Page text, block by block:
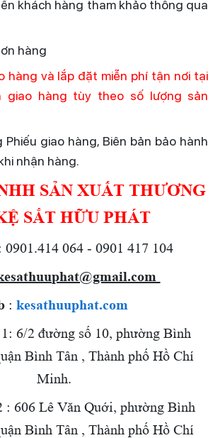
khách hàng tham khảo thông qua
hàng
hàng và lắp đặt miễn phí tận nơi tại
giao hàng tùy theo số lượng sản
Phiếu giao hàng, Biên bản bảo hành
nhận hàng.
SẢN XUẤT THƯƠNG
SẮT HỮU PHÁT
0901.414 064 - 0901 417 104
: kesathuuphat.com
6/2 đường số 10, phường Bình
Bình Tân , Thành phố Hồ Chí
Minh.
Lê Văn Quới, phường Bình
Bình Tân , Thành phố Hồ Chí